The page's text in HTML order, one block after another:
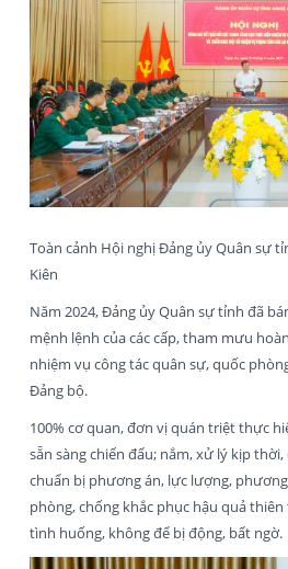
Toàn cảnh Hội nghị Đảng ủy Quân sự
Kiên
Năm 2024, Đảng ủy Quân sự tỉnh đã
mệnh lệnh của các cấp, tham mưu
nhiệm vụ công tác quân sự, quốc
Đảng bộ.
100% cơ quan, đơn vị quán triệt thực
sẵn sàng chiến đấu; nắm, xử lý kịp
chuẩn bị phương án, lực lượng,
phòng, chống khắc phục hậu quả
tình huống, không để bị động, bất ngờ.